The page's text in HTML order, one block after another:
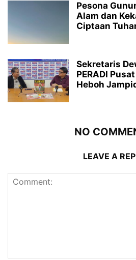
Pesona
Alam dan
Ciptaan
Sekretaris
PERADI
Heboh
NO
LEAVE A